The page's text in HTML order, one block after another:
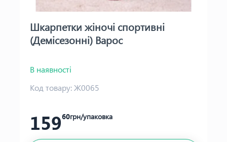
Шкарпетки жіночі спортивні
(Демісезонні) Варос
В наявності
Код товару:Ж0065
15960грн/упаковка